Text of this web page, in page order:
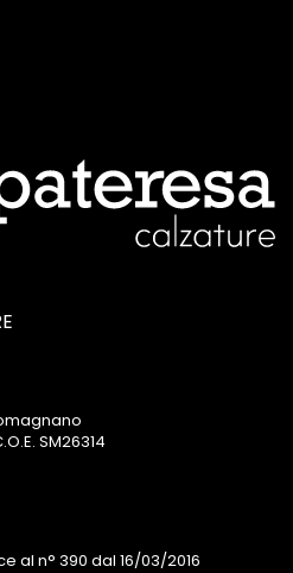
SM26314
al n° 390 dal 16/03/2016